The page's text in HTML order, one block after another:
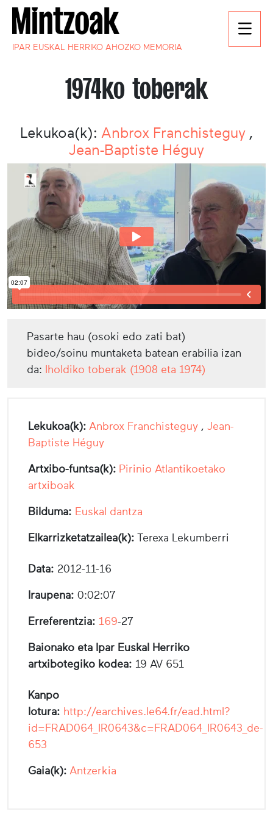
IPAR EUSKAL HERRIKO AHOZKO MEMORIA
1974ko toberak
Lekukoa(k): Anbrox Franchisteguy ,
Jean-Baptiste Héguy
Pasarte hau (osoki edo zati bat)
bideo/soinu muntaketa batean erabilia izan
da: Iholdiko toberak (1908 eta 1974)
Lekukoa(k): Anbrox Franchisteguy , Jean-
Baptiste Héguy
Artxibo-funtsa(k): Pirinio Atlantikoetako
artxiboak
Bilduma: Euskal dantza
Elkarrizketatzailea(k): Terexa Lekumberri
Data: 2012-11-16
Iraupena: 0:02:07
Erreferentzia: 169-27
Baionako eta Ipar Euskal Herriko
artxibotegiko kodea: 19 AV 651
Kanpo
lotura: http://earchives.le64.fr/ead.html?
id=FRAD064_IR0643&c=FRAD064_IR0643_de-
653
Gaia(k): Antzerkia